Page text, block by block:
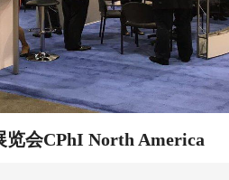
览会CPhI North America